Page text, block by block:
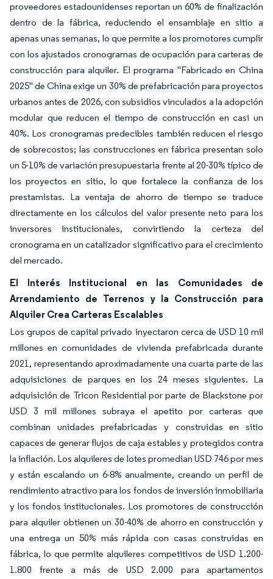
proveedores estadounidenses reportan un 60% de finalización
dentro de la fábrica, reduciendo el ensamblaje en sitio a
apenas unas semanas, lo que permite a los promotores cumplir
con los ajustados cronogramas de ocupación para carteras de
construcción para alquiler. El programa "Fabricado en China
2025" de China exige un 30% de prefabricación para proyectos
urbanos antes de 2026, con subsidios vinculados a la adopción
modular que reducen el tiempo de construcción en casi un
40%. Los cronogramas predecibles también reducen el riesgo
de sobrecostos; las construcciones en fábrica presentan solo
un 5-10% de variación presupuestaria frente al 20-30% típico de
los proyectos en sitio, lo que fortalece la confianza de los
prestamistas. La ventaja de ahorro de tiempo se traduce
directamente en los cálculos del valor presente neto para los
inversores institucionales, convirtiendo la certeza del
cronograma en un catalizador significativo para el crecimiento
del mercado.
El Interés Institucional en las Comunidades de
Arrendamiento de Terrenos y la Construcción para
Alquiler Crea Carteras Escalables
Los grupos de capital privado inyectaron cerca de USD 10 mil
millones en comunidades de vivienda prefabricada durante
2021, representando aproximadamente una cuarta parte de las
adquisiciones de parques en los 24 meses siguientes. La
adquisición de Tricon Residential por parte de Blackstone por
USD 3 mil millones subraya el apetito por carteras que
combinan unidades prefabricadas y construidas en sitio
capaces de generar flujos de caja estables y protegidos contra
la inflación. Los alquileres de lotes promedian USD 746 por mes
y están escalando un 6-8% anualmente, creando un perfil de
rendimiento atractivo para los fondos de inversión inmobiliaria
y los fondos institucionales. Los promotores de construcción
para alquiler obtienen un 30-40% de ahorro en construcción y
una entrega un 50% más rápida con casas construidas en
fábrica, lo que permite alquileres competitivos de USD 1.200-
1.800 frente a más de USD 2.000 para apartamentos